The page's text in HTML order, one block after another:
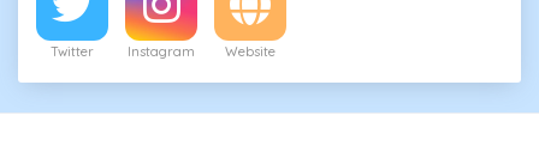
Twitter Instagram Website